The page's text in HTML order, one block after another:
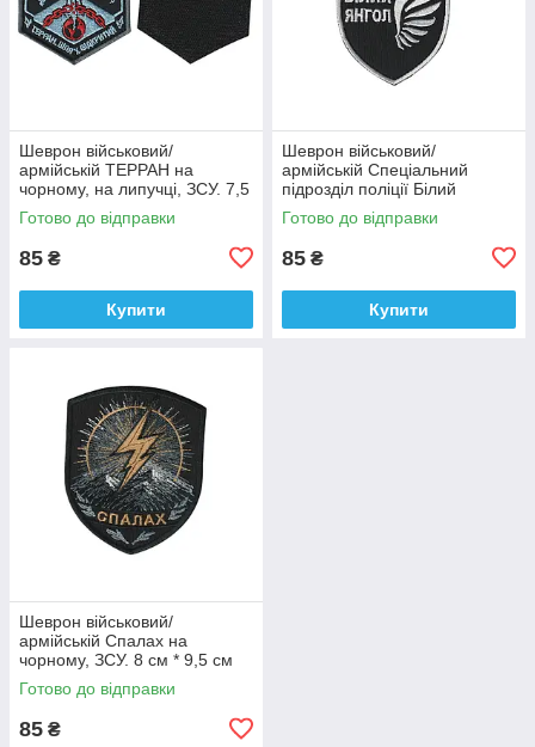
Шеврон військовий/
армійській ТЕРРАН на
чорному, на липучці, ЗСУ. 7,5
см * 9 см
Готово до відправки
85 ₴
Купити
Шеврон військовий/
армійській Спеціальний
підрозділ поліції Білий
янгол на чорному, ЗСУ. 7 см *
9 см
Готово до відправки
85 ₴
Купити
Шеврон військовий/
армійській Спалах на
чорному, ЗСУ. 8 см * 9,5 см
Готово до відправки
85 ₴